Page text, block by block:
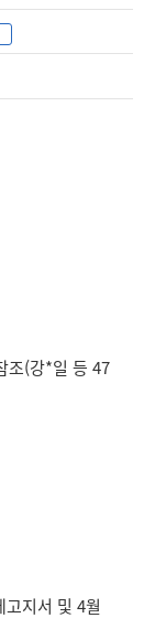
조(강*일 등 47
지서 및 4월